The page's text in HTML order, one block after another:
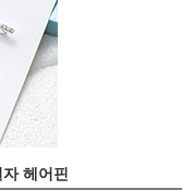
헤어핀